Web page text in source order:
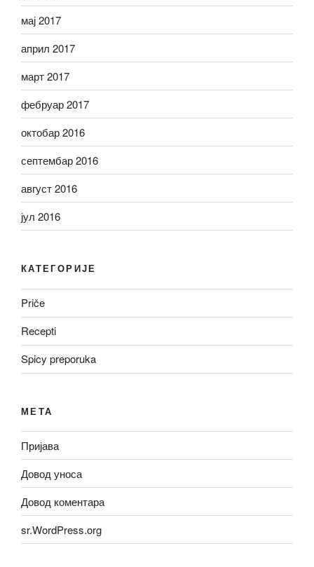
мај 2017
април 2017
март 2017
фебруар 2017
октобар 2016
септембар 2016
август 2016
јул 2016
КАТЕГОРИЈЕ
Priče
Recepti
Spicy preporuka
МЕТА
Пријава
Довод уноса
Довод коментара
sr.WordPress.org